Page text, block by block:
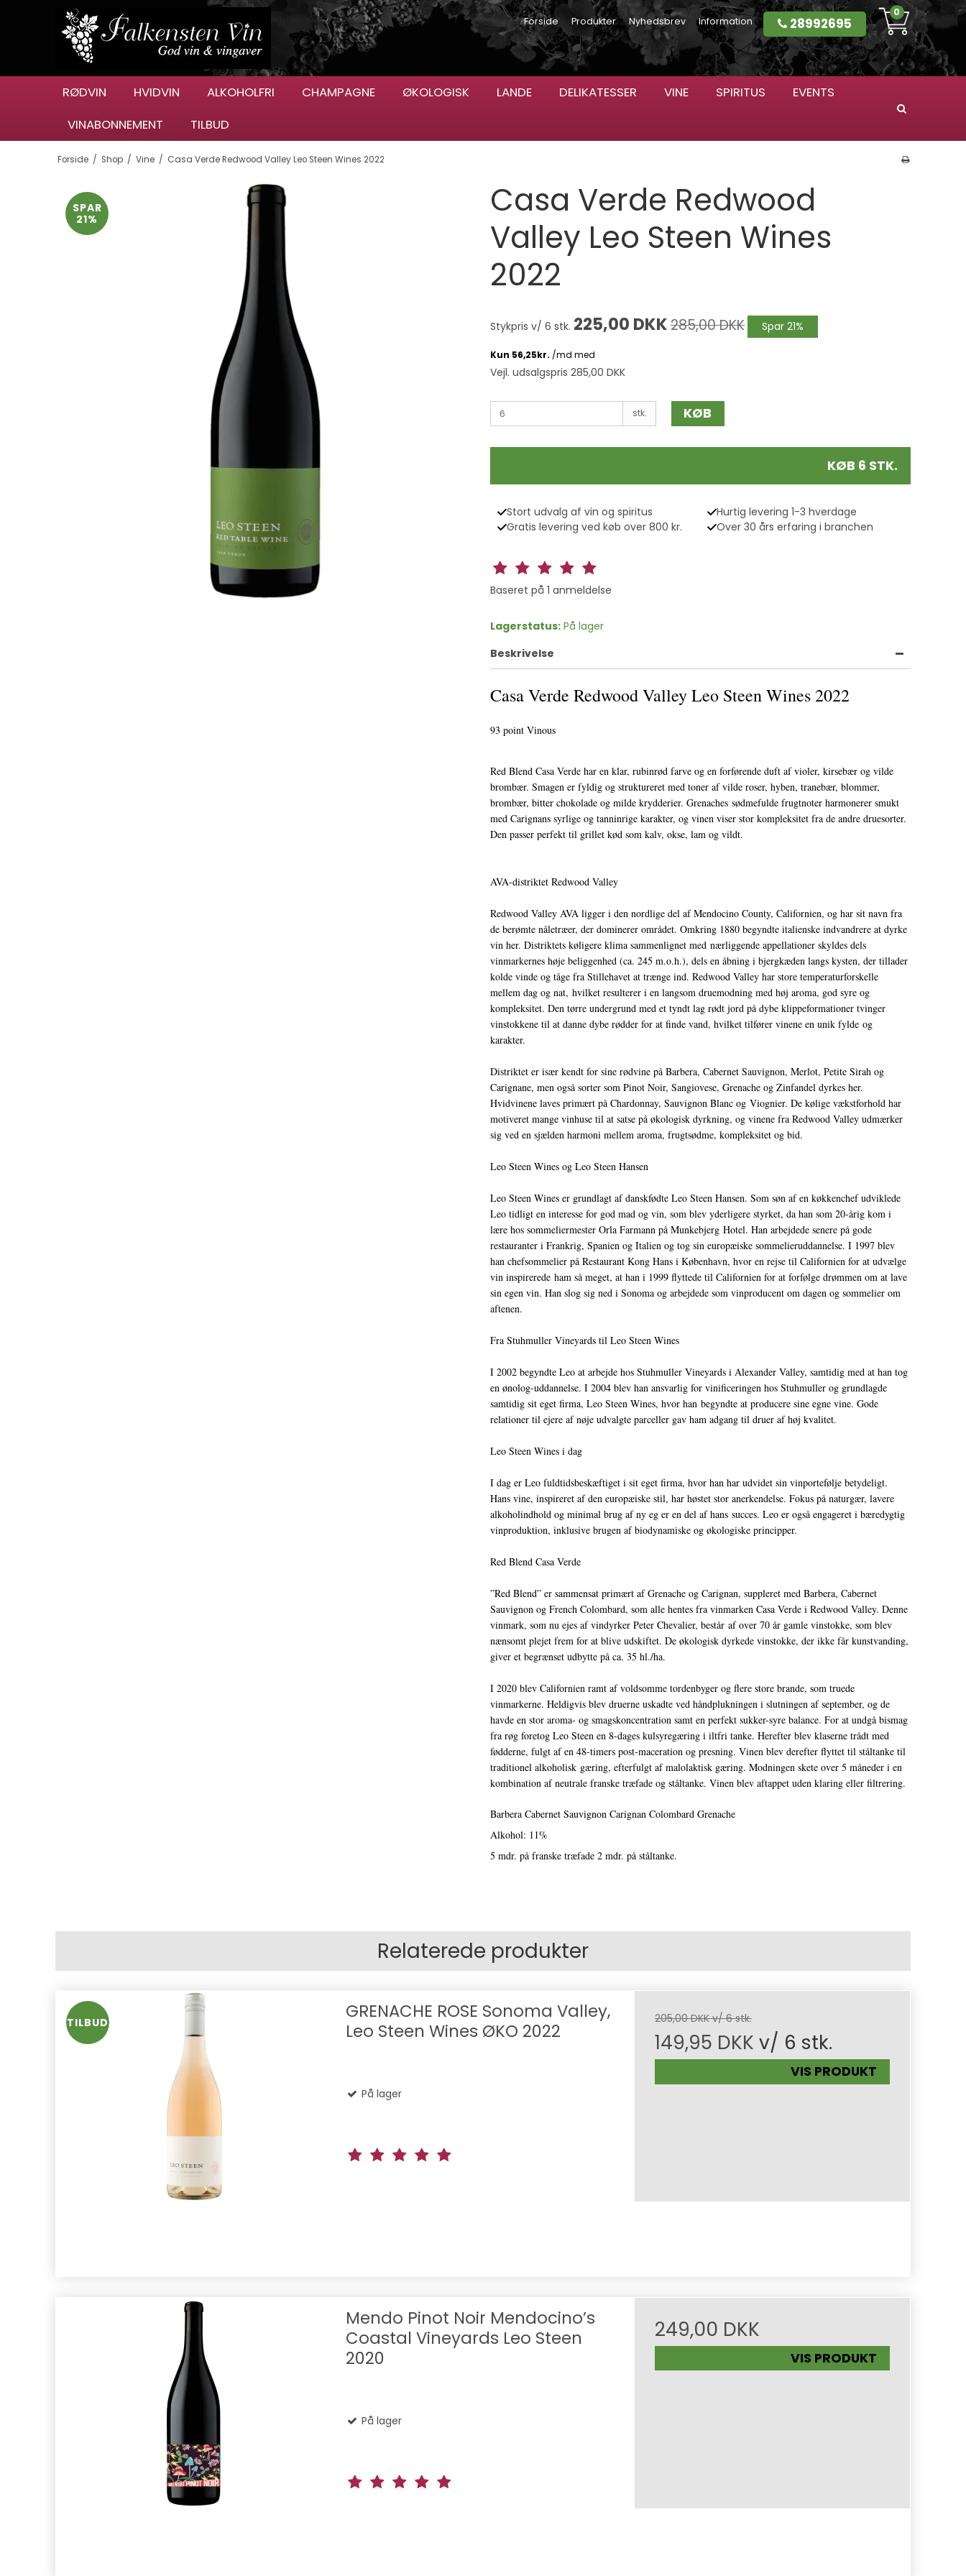
Forside Produkter Nyhedsbrev Information 28992695
0
RØDVIN HVIDVIN ALKOHOLFRI CHAMPAGNE ØKOLOGISK LANDE DELIKATESSER VINE SPIRITUS
EVENTS
VINABONNEMENT
TILBUD
Forside / Shop / Vine / Casa Verde Redwood Valley Leo Steen Wines 2022
SPAR
21%
Casa Verde Redwood
Valley Leo Steen Wines
2022
Stykpris v/ 6 stk. 225,00 DKK285,00 DKK Spar 21%
Vejl. udsalgspris 285,00 DKK
stk. KØB
KØB 6 STK.
Stort udvalg af vin og spiritus
Hurtig levering 1-3 hverdage
Gratis levering ved køb over 800 kr.
Over 30 års erfaring i branchen
Baseret på 1 anmeldelse
Lagerstatus: På lager
Beskrivelse
Casa Verde Redwood Valley Leo Steen Wines 2022
93 point Vinous
Red Blend Casa Verde har en klar, rubinrød farve og en forførende duft af violer, kirsebær og vilde
brombær. Smagen er fyldig og struktureret med toner af vilde roser, hyben, tranebær, blommer,
brombær, bitter chokolade og milde krydderier. Grenaches sødmefulde frugtnoter harmonerer smukt
med Carignans syrlige og tanninrige karakter, og vinen viser stor kompleksitet fra de andre druesorter.
Den passer perfekt til grillet kød som kalv, okse, lam og vildt.
AVA-distriktet Redwood Valley
Redwood Valley AVA ligger i den nordlige del af Mendocino County, Californien, og har sit navn fra
de berømte nåletræer, der dominerer området. Omkring 1880 begyndte italienske indvandrere at dyrke
vin her. Distriktets køligere klima sammenlignet med nærliggende appellationer skyldes dels
vinmarkernes høje beliggenhed (ca. 245 m.o.h.), dels en åbning i bjergkæden langs kysten, der tillader
kolde vinde og tåge fra Stillehavet at trænge ind. Redwood Valley har store temperaturforskelle
mellem dag og nat, hvilket resulterer i en langsom druemodning med høj aroma, god syre og
kompleksitet. Den tørre undergrund med et tyndt lag rødt jord på dybe klippeformationer tvinger
vinstokkene til at danne dybe rødder for at finde vand, hvilket tilfører vinene en unik fylde og
karakter.
Distriktet er især kendt for sine rødvine på Barbera, Cabernet Sauvignon, Merlot, Petite Sirah og
Carignane, men også sorter som Pinot Noir, Sangiovese, Grenache og Zinfandel dyrkes her.
Hvidvinene laves primært på Chardonnay, Sauvignon Blanc og Viognier. De kølige vækstforhold har
motiveret mange vinhuse til at satse på økologisk dyrkning, og vinene fra Redwood Valley udmærker
sig ved en sjælden harmoni mellem aroma, frugtsødme, kompleksitet og bid.
Leo Steen Wines og Leo Steen Hansen
Leo Steen Wines er grundlagt af danskfødte Leo Steen Hansen. Som søn af en køkkenchef udviklede
Leo tidligt en interesse for god mad og vin, som blev yderligere styrket, da han som 20-årig kom i
lære hos sommeliermester Orla Farmann på Munkebjerg Hotel. Han arbejdede senere på gode
restauranter i Frankrig, Spanien og Italien og tog sin europæiske sommelieruddannelse. I 1997 blev
han chefsommelier på Restaurant Kong Hans i København, hvor en rejse til Californien for at udvælge
vin inspirerede ham så meget, at han i 1999 flyttede til Californien for at forfølge drømmen om at lave
sin egen vin. Han slog sig ned i Sonoma og arbejdede som vinproducent om dagen og sommelier om
aftenen.
Fra Stuhmuller Vineyards til Leo Steen Wines
I 2002 begyndte Leo at arbejde hos Stuhmuller Vineyards i Alexander Valley, samtidig med at han tog
en ønolog-uddannelse. I 2004 blev han ansvarlig for vinificeringen hos Stuhmuller og grundlagde
samtidig sit eget firma, Leo Steen Wines, hvor han begyndte at producere sine egne vine. Gode
relationer til ejere af nøje udvalgte parceller gav ham adgang til druer af høj kvalitet.
Leo Steen Wines i dag
I dag er Leo fuldtidsbeskæftiget i sit eget firma, hvor han har udvidet sin vinportefølje betydeligt.
Hans vine, inspireret af den europæiske stil, har høstet stor anerkendelse. Fokus på naturgær, lavere
alkoholindhold og minimal brug af ny eg er en del af hans succes. Leo er også engageret i bæredygtig
vinproduktion, inklusive brugen af biodynamiske og økologiske principper.
Red Blend Casa Verde
”Red Blend” er sammensat primært af Grenache og Carignan, suppleret med Barbera, Cabernet
Sauvignon og French Colombard, som alle hentes fra vinmarken Casa Verde i Redwood Valley. Denne
vinmark, som nu ejes af vindyrker Peter Chevalier, består af over 70 år gamle vinstokke, som blev
nænsomt plejet frem for at blive udskiftet. De økologisk dyrkede vinstokke, der ikke får kunstvanding,
giver et begrænset udbytte på ca. 35 hl./ha.
I 2020 blev Californien ramt af voldsomme tordenbyger og flere store brande, som truede
vinmarkerne. Heldigvis blev druerne uskadte ved håndplukningen i slutningen af september, og de
havde en stor aroma- og smagskoncentration samt en perfekt sukker-syre balance. For at undgå bismag
fra røg foretog Leo Steen en 8-dages kulsyregæring i iltfri tanke. Herefter blev klaserne trådt med
fødderne, fulgt af en 48-timers post-maceration og presning. Vinen blev derefter flyttet til ståltanke til
traditionel alkoholisk gæring, efterfulgt af malolaktisk gæring. Modningen skete over 5 måneder i en
kombination af neutrale franske træfade og ståltanke. Vinen blev aftappet uden klaring eller filtrering.
Barbera Cabernet Sauvignon Carignan Colombard Grenache
Alkohol: 11%
5 mdr. på franske træfade 2 mdr. på ståltanke.
Relaterede produkter
TILBUD
GRENACHE ROSE Sonoma Valley,
Leo Steen Wines ØKO 2022
På lager
205,00 DKK v/ 6 stk.
149,95 DKK v/ 6 stk.
VIS PRODUKT
Mendo Pinot Noir Mendocino’s
Coastal Vineyards Leo Steen
2020
På lager
249,00 DKK
VIS PRODUKT